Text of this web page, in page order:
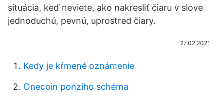
situácia, keď neviete, ako nakresliť čiaru v slove
jednoduchú, pevnú, uprostred čiary.
27.02.2021
Kedy je kŕmené oznámenie
Onecoin ponziho schéma